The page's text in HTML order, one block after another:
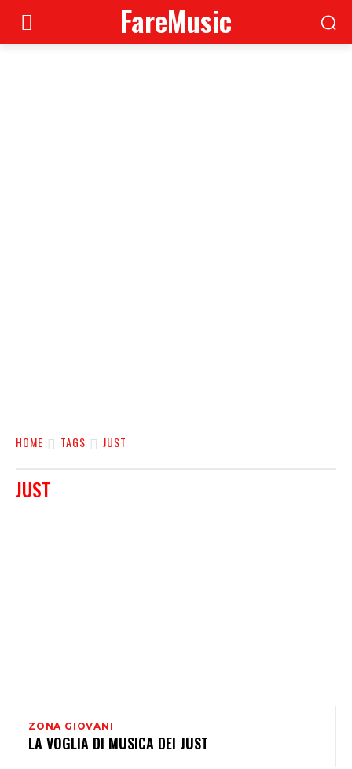
FareMusic
HOME TAGS JUST
JUST
ZONA GIOVANI
LA VOGLIA DI MUSICA DEI JUST